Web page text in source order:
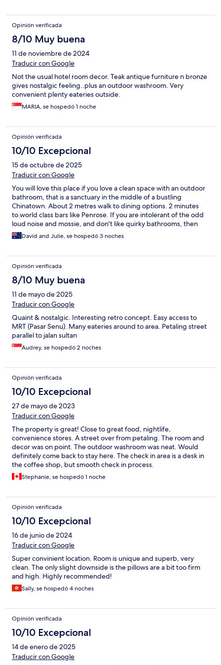
Opinión verificada
8/10 Muy buena
11 de noviembre de 2024
Traducir con Google
Not the usual hotel room decor. Teak antique furniture n bronze
gives nostalgic feeling..plus an outdoor washroom. Very
convenient plenty eateries outside.
MARIA, se hospedó 1 noche
Opinión verificada
10/10 Excepcional
15 de octubre de 2025
Traducir con Google
You will love this place if you love a clean space with an outdoor
bathroom, that is a sanctuary in the middle of a bustling
Chinatown. About 2 metres walk to dining options. 2 minutes
to.world class bars like Penrose. If you are intolerant of the odd
loud noise and mossie, and don't like quirky bathrooms, then
you may not love it like we did.
David and Julie, se hospedó 3 noches
Opinión verificada
8/10 Muy buena
11 de mayo de 2025
Traducir con Google
Quaint & nostalgic. Interesting retro concept. Easy access to
MRT (Pasar Senu). Many eateries around to area. Petaling street
parallel to jalan sultan
Audrey, se hospedó 2 noches
Opinión verificada
10/10 Excepcional
27 de mayo de 2023
Traducir con Google
The property is great! Close to great food, nightlife,
convenience stores. A street over from petaling. The room and
decor was on point. The outdoor washroom was neat. Would
definitely come back to stay here. The check in area is a desk in
the coffee shop, but smooth check in process.
Stephanie, se hospedó 1 noche
Opinión verificada
10/10 Excepcional
16 de junio de 2024
Traducir con Google
Super convinient location. Room is unique and superb, very
clean. The only slight downside is the pillows are a bit too firm
and high. Highly recommended!
Sally, se hospedó 4 noches
Opinión verificada
10/10 Excepcional
14 de enero de 2025
Traducir con Google